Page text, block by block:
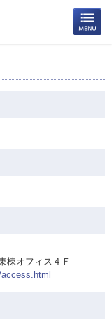
オフィス４Ｆ